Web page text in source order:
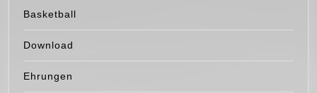
Basketball
Download
Ehrungen